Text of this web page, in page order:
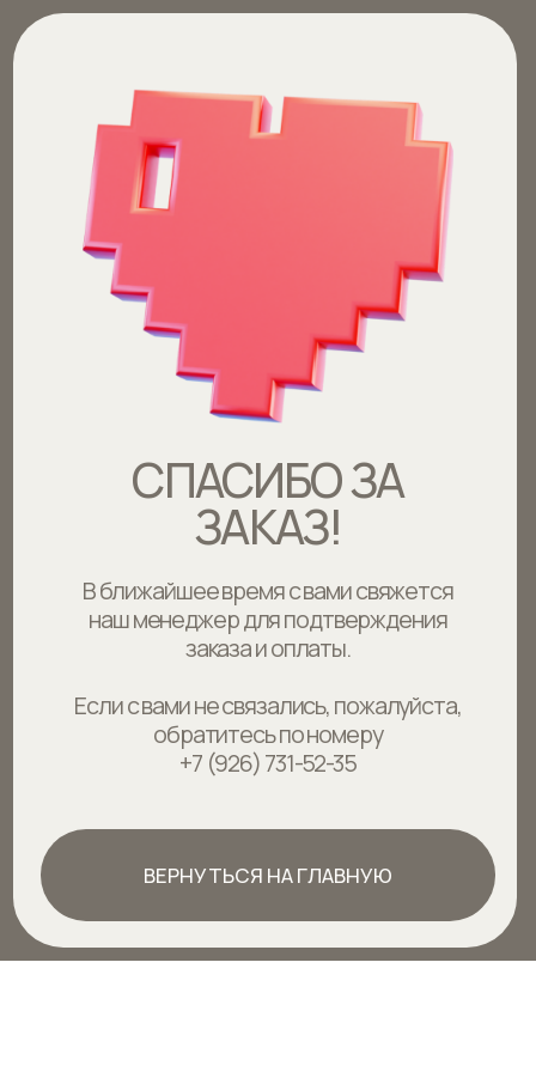
ВЕРНУТЬСЯ НА ГЛАВНУЮ
СПАСИБО ЗА
ЗАКАЗ!
В ближайшее время с вами свяжется
заказа и оплаты.
Если с вами не связались, пожалуйста,
обратитесь по номеру
+7 (926) 731-52-35